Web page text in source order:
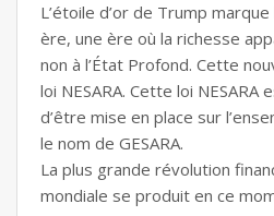
L’étoile d’or de Trump
ère, une ère où la richesse
non à l’État Profond. Cette
loi NESARA. Cette loi
d’être mise en place sur
le nom de GESARA.
La plus grande révolution
mondiale se produit en ce